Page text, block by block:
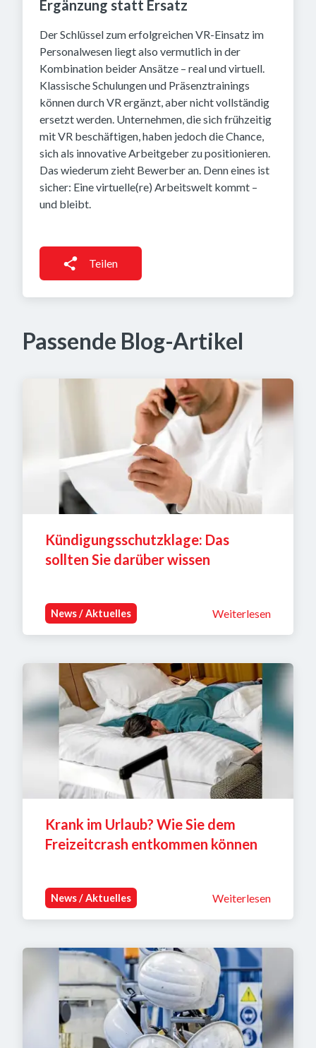
Ergänzung statt Ersatz
Der Schlüssel zum erfolgreichen VR-Einsatz im
Personalwesen liegt also vermutlich in der
Kombination beider Ansätze – real und virtuell.
Klassische Schulungen und Präsenztrainings
können durch VR ergänzt, aber nicht vollständig
ersetzt werden. Unternehmen, die sich frühzeitig
mit VR beschäftigen, haben jedoch die Chance,
sich als innovative Arbeitgeber zu positionieren.
Das wiederum zieht Bewerber an. Denn eines ist
sicher: Eine virtuelle(re) Arbeitswelt kommt –
und bleibt.
Teilen
Passende Blog-Artikel
Kündigungsschutzklage: Das
sollten Sie darüber wissen
News / Aktuelles Weiterlesen
Krank im Urlaub? Wie Sie dem
Freizeitcrash entkommen können
News / Aktuelles Weiterlesen